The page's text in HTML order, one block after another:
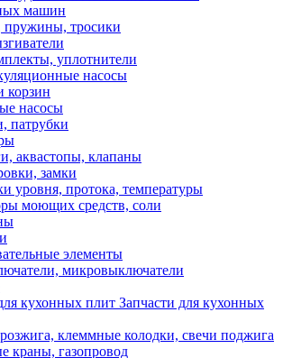
машин
пружины, тросики
уплотнители
насосы
корзин
насосы
патрубки
аквастопы, клапаны
замки
уровня, протока, температуры
моющих средств, соли
элементы
микровыключатели
Запчасти для кухонных
клеммные колодки, свечи поджига
краны, газопровод